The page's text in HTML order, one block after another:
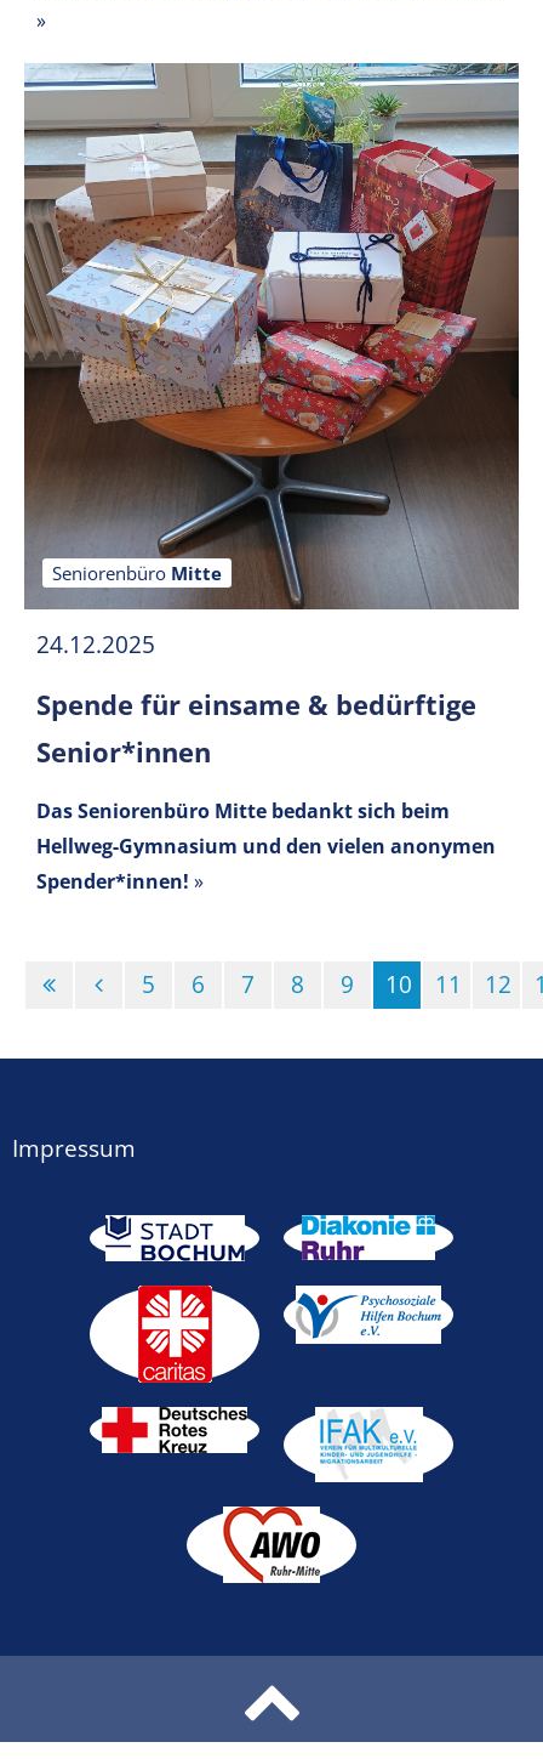
»
Seniorenbüro Mitte
24.12.2025
Spende für einsame & bedürftige
Senior*innen
Das Seniorenbüro Mitte bedankt sich beim
Hellweg-Gymnasium und den vielen anonymen
Spender*innen! »
5 6 7 8 9
10
(Standort)
11 12
Impressum